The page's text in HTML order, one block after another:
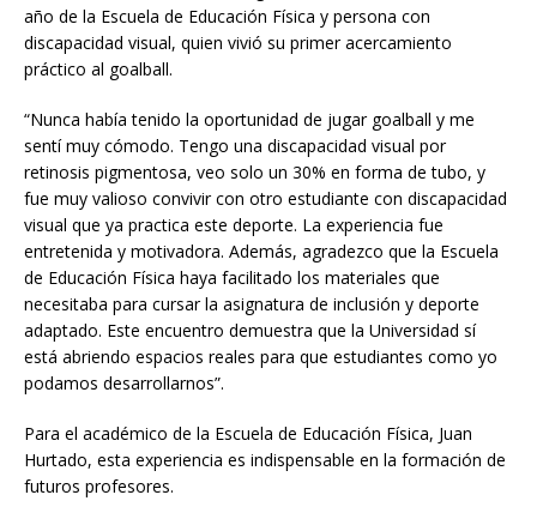
año de la Escuela de Educación Física y persona con
discapacidad visual, quien vivió su primer acercamiento
práctico al goalball.
“Nunca había tenido la oportunidad de jugar goalball y me
sentí muy cómodo. Tengo una discapacidad visual por
retinosis pigmentosa, veo solo un 30% en forma de tubo, y
fue muy valioso convivir con otro estudiante con discapacidad
visual que ya practica este deporte. La experiencia fue
entretenida y motivadora. Además, agradezco que la Escuela
de Educación Física haya facilitado los materiales que
necesitaba para cursar la asignatura de inclusión y deporte
adaptado. Este encuentro demuestra que la Universidad sí
está abriendo espacios reales para que estudiantes como yo
podamos desarrollarnos”.
Para el académico de la Escuela de Educación Física, Juan
Hurtado, esta experiencia es indispensable en la formación de
futuros profesores.